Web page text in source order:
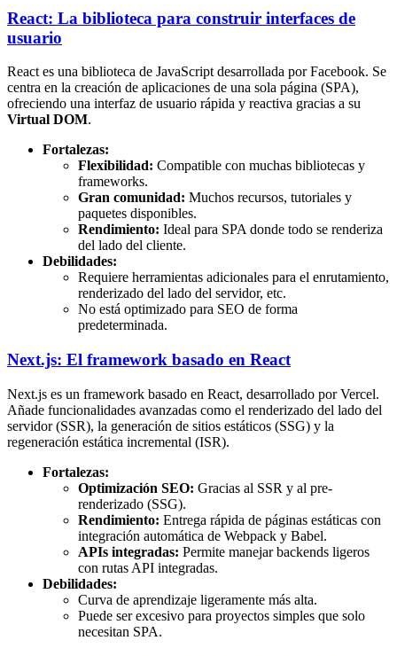
React: La biblioteca para construir interfaces de
usuario
React es una biblioteca de JavaScript desarrollada por Facebook. Se
centra en la creación de aplicaciones de una sola página (SPA),
ofreciendo una interfaz de usuario rápida y reactiva gracias a su
Virtual DOM.
Fortalezas:
Flexibilidad: Compatible con muchas bibliotecas y
frameworks.
Gran comunidad: Muchos recursos, tutoriales y
paquetes disponibles.
Rendimiento: Ideal para SPA donde todo se renderiza
del lado del cliente.
Debilidades:
Requiere herramientas adicionales para el enrutamiento,
renderizado del lado del servidor, etc.
No está optimizado para SEO de forma
predeterminada.
Next.js: El framework basado en React
Next.js es un framework basado en React, desarrollado por Vercel.
Añade funcionalidades avanzadas como el renderizado del lado del
servidor (SSR), la generación de sitios estáticos (SSG) y la
regeneración estática incremental (ISR).
Fortalezas:
Optimización SEO: Gracias al SSR y al pre-
renderizado (SSG).
Rendimiento: Entrega rápida de páginas estáticas con
integración automática de Webpack y Babel.
APIs integradas: Permite manejar backends ligeros
con rutas API integradas.
Debilidades:
Curva de aprendizaje ligeramente más alta.
Puede ser excesivo para proyectos simples que solo
necesitan SPA.